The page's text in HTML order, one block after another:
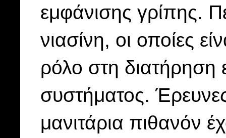
εμφάνισης γρίπης.
νιασίνη, οι οποίες
ρόλο στη διατήρηση
συστήματος. Έρευνες
μανιτάρια πιθανόν